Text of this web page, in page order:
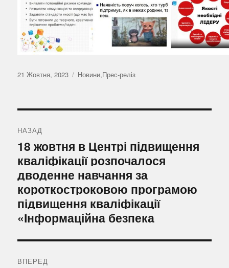
Оприлюднено
21 Жовтня, 2023 Категорії
Новини,Прес-реліз
записів
НАЗАД
Попередній
запис:
18 жовтня в Центрі підвищення
кваліфікації розпочалося
дводенне навчання за
короткостроковою програмою
підвищення кваліфікації
«Інформаційна безпека
ВПЕРЕД